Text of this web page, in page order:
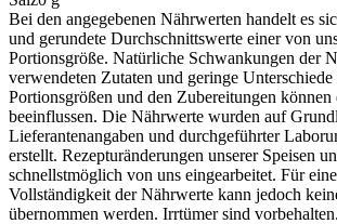
Bei den angegebenen Nährwerten handelt es
und gerundete Durchschnittswerte einer von
Portionsgröße. Natürliche Schwankungen der
verwendeten Zutaten und geringe Unterschiede
Portionsgrößen und den Zubereitungen können
beeinflussen. Die Nährwerte wurden auf
Lieferantenangaben und durchgeführter
erstellt. Rezepturänderungen unserer Speisen
schnellstmöglich von uns eingearbeitet. Für
Vollständigkeit der Nährwerte kann jedoch
übernommen werden. Irrtümer sind vorbehalten.